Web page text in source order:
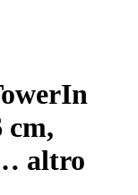
In
cm,
altro